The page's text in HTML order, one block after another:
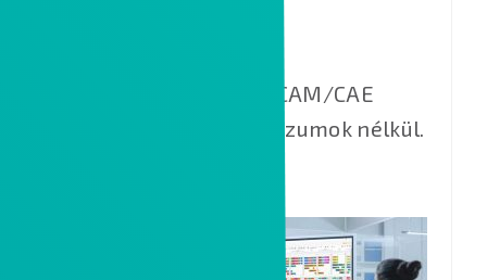
Csúcskategóriás CAD/CAM/CAE
megoldás kompromisszumok nélkül.